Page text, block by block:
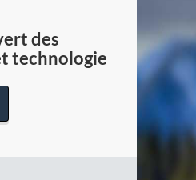
des
technologie